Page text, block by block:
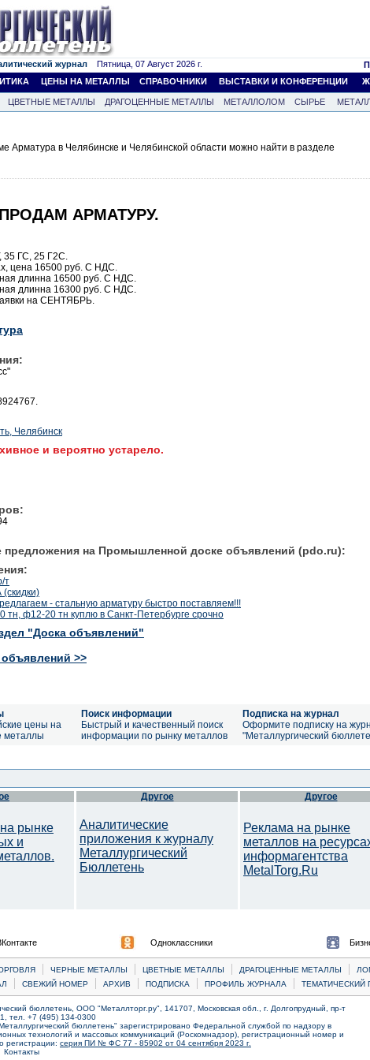
журнал Пятница, 07 Август 2026 г.
ЦЕНЫ НА МЕТАЛЛЫ СПРАВОЧНИКИ ВЫСТАВКИ И КОНФЕРЕНЦИИ
ЦВЕТНЫЕ МЕТАЛЛЫ ДРАГОЦЕННЫЕ МЕТАЛЛЫ МЕТАЛЛОЛОМ СЫРЬЕ
Арматура в Челябинске и Челябинской области можно найти в разделе
ПРОДАМ АРМАТУРУ.
ГС, 25 Г2С.
цена 16500 руб. С НДС.
длинна 16500 руб. С НДС.
длинна 16300 руб. С НДС.
на СЕНТЯБРЬ.
Челябинск
и вероятно устарело.
предложения на Промышленной доске объявлений (pdo.ru):
т
- стальную арматуру быстро поставляем!!!
тн, ф12-20 тн куплю в Санкт-Петербурге срочно
"Доска объявлений"
>>
цены на
металлы
Поиск информации
Быстрый и качественный поиск
информации по рынку металлов
Подписка на журнал
Оформите подписку на
"Металлургический
рынке
и
Другое
Аналитические
приложения к журналу
Металлургический
Бюллетень
Другое
Реклама на рынке
металлов на
информагентства
MetalTorg.Ru
Одноклассники
| ЧЕРНЫЕ МЕТАЛЛЫ | ЦВЕТНЫЕ МЕТАЛЛЫ | ДРАГОЦЕННЫЕ МЕТАЛЛЫ |
| СВЕЖИЙ НОМЕР | АРХИВ | ПОДПИСКА | ПРОФИЛЬ ЖУРНАЛА | ТЕМАТИЧЕСКИЙ
бюллетень, ООО "Металлторг.ру", 141707, Московская обл., г. Долгопрудный, пр-т
тел. +7 (495) 134-0300
бюллетень" зарегистрировано Федеральной службой по надзору в
технологий и массовых коммуникаций (Роскомнадзор), регистрационный номер и
регистрации: серия ПИ № ФС 77 - 85902 от 04 сентября 2023 г.
Контакты